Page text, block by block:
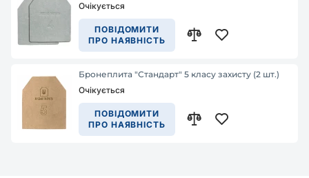
Очікується
ПОВІДОМИТИ
ПРО НАЯВНІСТЬ
Бронеплита "Стандарт" 5 класу захисту (2 шт.)
Очікується
ПОВІДОМИТИ
ПРО НАЯВНІСТЬ